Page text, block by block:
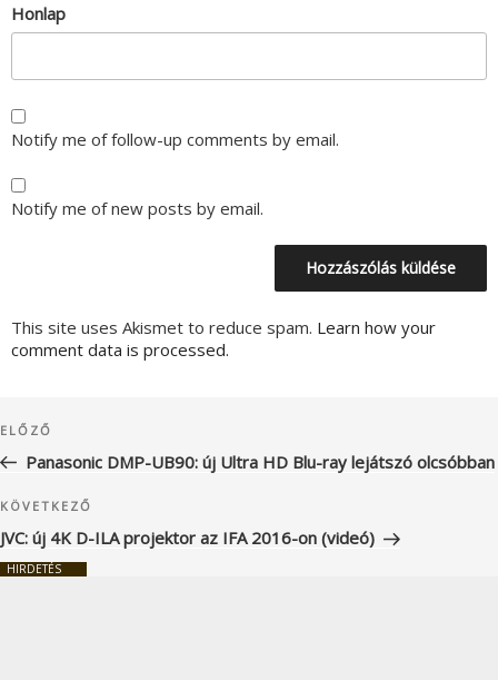
Honlap
Notify me of follow-up comments by email.
Notify me of new posts by email.
This site uses Akismet to reduce spam. Learn how your
comment data is processed.
navigáció
Korábbi
bejegyzés
ELŐZŐ
Panasonic DMP-UB90: új Ultra HD Blu-ray lejátszó olcsóbban
Következő
bejegyzés
KÖVETKEZŐ
JVC: új 4K D-ILA projektor az IFA 2016-on (videó)
HIRDETÉS